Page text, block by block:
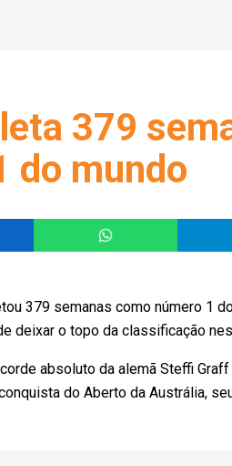
379
do mundo
379 semanas como número 1
deixar o topo da classificação
absoluto da alemã Steffi
do Aberto da Austrália,